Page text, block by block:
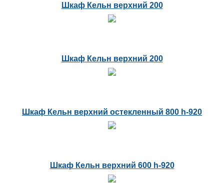
Шкаф Кельн верхний 200
Шкаф Кельн верхний 200
Шкаф Кельн верхний остекленный 800 h-920
Шкаф Кельн верхний 600 h-920